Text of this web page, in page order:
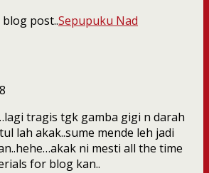
blog post..Sepupuku Nad
tragis tgk gamba gigi n darah
lah akak..sume mende leh jadi
ni mesti all the time
for blog kan..